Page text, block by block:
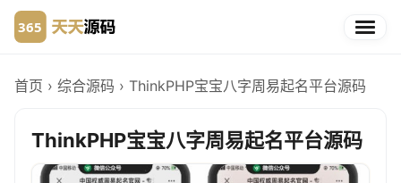
首页 › 综合源码 › ThinkPHP宝宝八字周易起名平台源码
ThinkPHP宝宝八字周易起名平台源码